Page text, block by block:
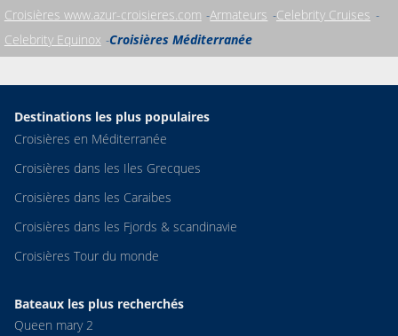
bonne qualité, personnel en majorite charmant par contre
aucune annonce en français, ne pas envoyer des clients ne
parlant pas un minimum anglais
Croisières www.azur-croisieres.com Armateurs Celebrity Cruises
Celebrity Equinox Croisières Méditerranée
Destinations les plus populaires
Croisières en Méditerranée
Croisières dans les Iles Grecques
Croisières dans les Caraibes
Croisières dans les Fjords & scandinavie
Croisières Tour du monde
Bateaux les plus recherchés
Queen mary 2